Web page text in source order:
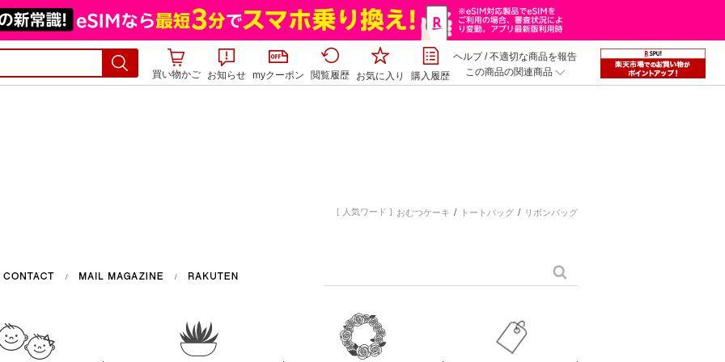
買い物かご お知らせ myクーポン 閲覧履歴 お気に入り 購入履歴
ヘルプ/不適切な商品を報告
この商品の関連商品
[ 人気ワード ] おむつケーキ トートバッグ リボンバッグ